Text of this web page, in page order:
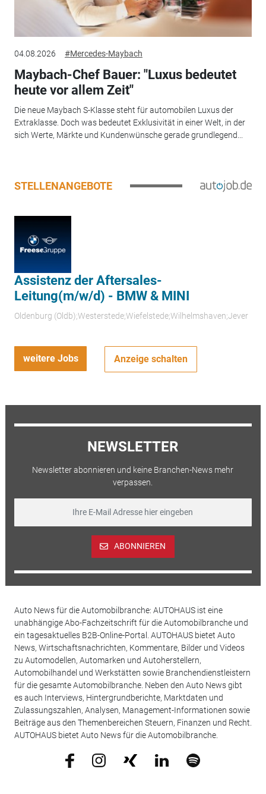
04.08.2026 #Mercedes-Maybach
Maybach-Chef Bauer: "Luxus bedeutet
heute vor allem Zeit"
Die neue Maybach S-Klasse steht für automobilen Luxus der
Extraklasse. Doch was bedeutet Exklusivität in einer Welt, in der
sich Werte, Märkte und Kundenwünsche gerade grundlegend...
STELLENANGEBOTE
Assistenz der Aftersales-
Leitung(m/w/d) - BMW & MINI
Oldenburg (Oldb);Westerstede;Wiefelstede;Wilhelmshaven;Jever
weitere Jobs Anzeige schalten
NEWSLETTER
Newsletter abonnieren und keine Branchen-News mehr
verpassen.
ABONNIEREN
Auto News für die Automobilbranche: AUTOHAUS ist eine
unabhängige Abo-Fachzeitschrift für die Automobilbranche und
ein tagesaktuelles B2B-Online-Portal. AUTOHAUS bietet Auto
News, Wirtschaftsnachrichten, Kommentare, Bilder und Videos
zu Automodellen, Automarken und Autoherstellern,
Automobilhandel und Werkstätten sowie Branchendienstleistern
für die gesamte Automobilbranche. Neben den Auto News gibt
es auch Interviews, Hintergrundberichte, Marktdaten und
Zulassungszahlen, Analysen, Management-Informationen sowie
Beiträge aus den Themenbereichen Steuern, Finanzen und Recht.
AUTOHAUS bietet Auto News für die Automobilbranche.